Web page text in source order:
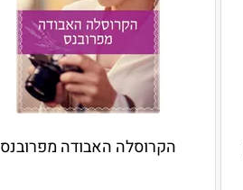
הקרוסלה האבודה מפרובנס